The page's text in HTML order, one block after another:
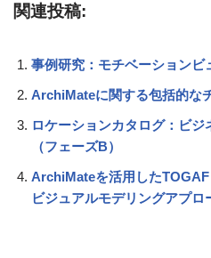
関連投稿:
事例研究：モチベーションビ
ArchiMateに関する包括的な
ロケーションカタログ：ビ
（フェーズB）
ArchiMateを活用した
ビジュアルモデリングアプロ